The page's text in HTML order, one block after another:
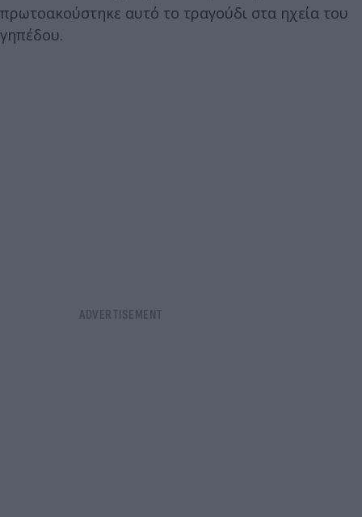
πρωτοακούστηκε αυτό το τραγούδι στα ηχεία του
γηπέδου.